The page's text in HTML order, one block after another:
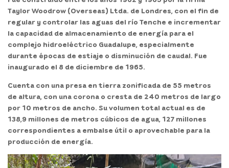
Taylor Woodrow (Overseas) Ltda. de Londres, con el fin de
regular y controlar las aguas del río Tenche e incrementar
la capacidad de almacenamiento de energía para el
complejo hidroeléctrico Guadalupe, especialmente
durante épocas de estiaje o disminución de caudal. Fue
inaugurado el 8 de diciembre de 1965.
Cuenta con una presa en tierra zonificada de 55 metros
de altura, con una corona o cresta de 240 metros de largo
por 10 metros de ancho. Su volumen total actual es de
138,9 millones de metros cúbicos de agua, 127 millones
correspondientes a embalse útil o aprovechable para la
producción de energía.